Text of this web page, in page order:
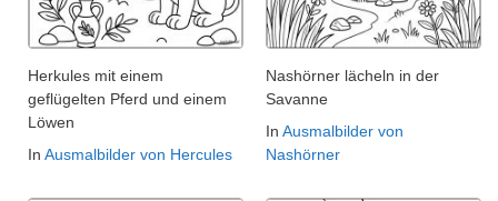
Herkules mit einem
geflügelten Pferd und einem
Löwen
In Ausmalbilder von Hercules
Nashörner lächeln in der
Savanne
In Ausmalbilder von
Nashörner